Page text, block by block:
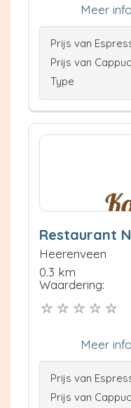
Meer
Prijs van
Prijs van
Type
Restaurant
Heerenveen
0.3 km
Waardering:
Meer
Prijs van
Prijs van